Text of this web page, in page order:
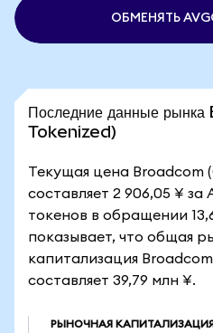
ОБМЕНЯТЬ
Последние данные
Tokenized)
Текущая цена Broadcom
составляет 2 906,05 ¥ за
токенов в обращении
показывает, что общая
капитализация
составляет 39,79 млн ¥.
РЫНОЧНАЯ